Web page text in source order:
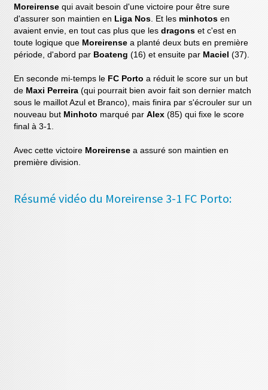
Moreirensequi avait besoin d'une victoire pour être sure
d'assurer son maintien en Liga Nos . Et les minhotosen
avaient envie, en tout cas plus que lesdragons et c'est en
toute logique que Moreirense a planté deux buts en première
période, d'abord par Boateng(16) et ensuite par Maciel(37).
En seconde mi-temps le FC Porto a réduit le score sur un but
deMaxi Perreira (qui pourrait bien avoir fait son dernier match
sous le maillot Azul et Branco), mais finira par s'écrouler sur un
nouveau but Minhotomarqué parAlex(85) qui fixe le score
final à 3-1.
Avec cette victoire Moreirensea assuré son maintien en
première division.
Résumé vidéo du Moreirense 3-1 FC Porto: